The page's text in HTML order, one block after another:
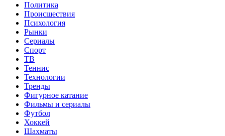
Политика
Происшествия
Психология
Рынки
Сериалы
Спорт
ТВ
Теннис
Технологии
Тренды
Фигурное катание
Фильмы и сериалы
Футбол
Хоккей
Шахматы